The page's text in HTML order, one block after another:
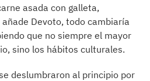
asada con galleta,
Devoto, todo cambiaría
que no siempre el mayor
sino los hábitos culturales.
deslumbraron al principio por